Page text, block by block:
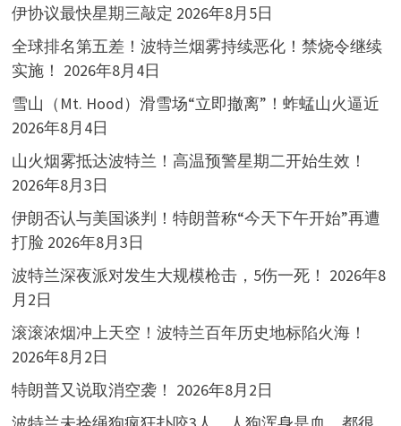
伊协议最快星期三敲定 2026年8月5日
全球排名第五差！波特兰烟雾持续恶化！禁烧令继续
实施！ 2026年8月4日
雪山（Mt. Hood）滑雪场“立即撤离”！蚱蜢山火逼近
2026年8月4日
山火烟雾抵达波特兰！高温预警星期二开始生效！
2026年8月3日
伊朗否认与美国谈判！特朗普称“今天下午开始”再遭
打脸 2026年8月3日
波特兰深夜派对发生大规模枪击，5伤一死！ 2026年8
月2日
滚滚浓烟冲上天空！波特兰百年历史地标陷火海！
2026年8月2日
特朗普又说取消空袭！ 2026年8月2日